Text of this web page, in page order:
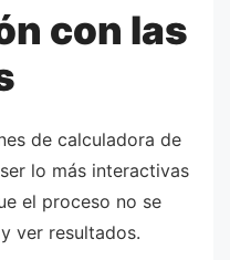
con las
de calculadora de
lo más interactivas
el proceso no se
ver resultados.